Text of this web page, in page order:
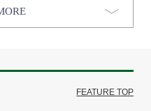
FEATURE TOP